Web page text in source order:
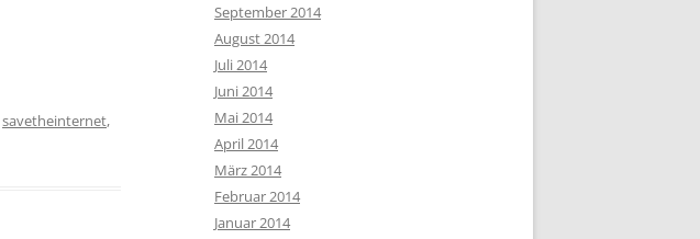
savetheinternet,
September 2014
August 2014
Juli 2014
Juni 2014
Mai 2014
April 2014
März 2014
Februar 2014
Januar 2014